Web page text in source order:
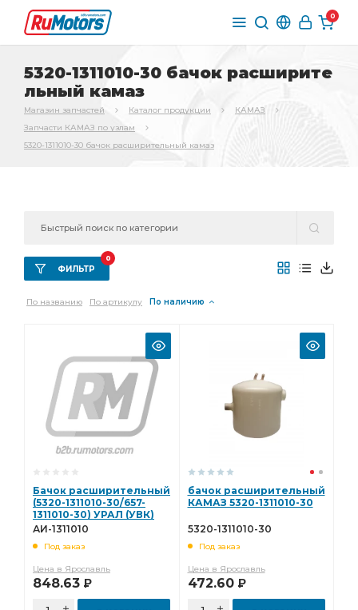
0
5320-1311010-30 бачок расширите
льный камаз
Магазин запчастей Каталог продукции
КАМАЗ
Запчасти КАМАЗ по узлам
5320-1311010-30 бачок расширительный камаз
ФИЛЬТР
0
По названию По артикулу По наличию
Бачок расширительный
(5320-1311010-30/657-
1311010-30) УРАЛ (УВК)
АИ-1311010
АИ-1311010
Под заказ
Цена в Ярославль
848.63 Р
бачок расширительный
КАМАЗ 5320-1311010-30
5320-1311010-30
Под заказ
Цена в Ярославль
472.60 Р